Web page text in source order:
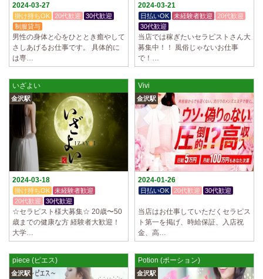
2024-03-27
掛け持ちOK 20代歓迎
30代歓迎
制服貸与
男性の身体と心をひととき癒やして
さしあげるお仕事です。 具体的に
は専…
2024-03-21
日払いOK 未経験者歓迎
20代歓迎
30代歓迎
当店では稼ぎたいセラピストさん大
募集中！！ 風俗じゃないお仕事
で！…
いざよい
金沢駅
2024-03-18
掛け持ちOK
未経験者歓迎
20代歓迎
30代歓迎
☆セラピスト様大募集☆ 20歳〜50
歳までの健康な方 経験者大歓迎！
大学…
Vivi
金沢駅
2024-01-26
日払いOK 20代歓迎
30代歓迎
当店はお仕事していただくセラピス
ト第一を掲げ、時給保証、入店祝
金、高…
piece (ピエス)
金沢駅
Potion (ポーション)
金沢駅